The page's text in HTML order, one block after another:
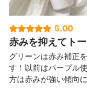
5.00
赤みを抑えてト
グリーンは赤み補正
す！以前はパープル
方は赤みが強い傾向